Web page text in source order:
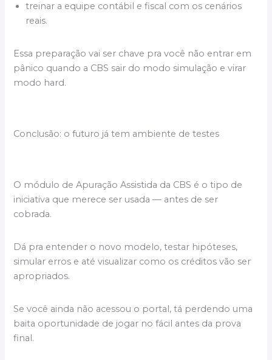
treinar a equipe contábil e fiscal com os cenários
reais.
Essa preparação vai ser chave pra você não entrar em
pânico quando a CBS sair do modo simulação e virar
modo hard.
Conclusão: o futuro já tem ambiente de testes
O módulo de Apuração Assistida da CBS é o tipo de
iniciativa que merece ser usada — antes de ser
cobrada.
Dá pra entender o novo modelo, testar hipóteses,
simular erros e até visualizar como os créditos vão ser
apropriados.
Se você ainda não acessou o portal, tá perdendo uma
baita oportunidade de jogar no fácil antes da prova
final.